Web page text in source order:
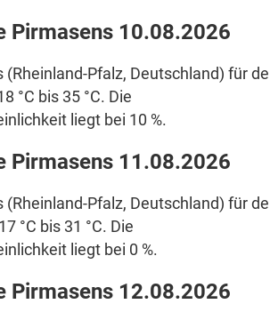
Pirmasens 10.08.2026
(Rheinland-Pfalz, Deutschland) für
°C bis 35 °C. Die
liegt bei 10 %.
Pirmasens 11.08.2026
(Rheinland-Pfalz, Deutschland) für
°C bis 31 °C. Die
liegt bei 0 %.
Pirmasens 12.08.2026